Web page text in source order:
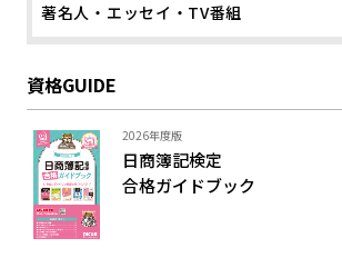
著名人・エッセイ・TV番組
資格GUIDE
2026年度版
日商簿記検定
合格ガイドブック